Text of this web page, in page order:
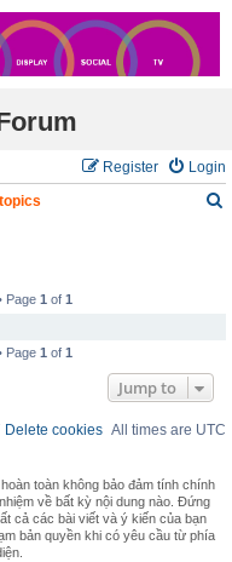
Login
Register
Page 1 of 1
Page 1 of 1
Jump to
All times are UTC
Delete cookies
toàn không bảo đảm tính chính
về bất kỳ nội dung nào. Đứng
cả các bài viết và ý kiến của bạn
bản quyền khi có yêu cầu từ phía